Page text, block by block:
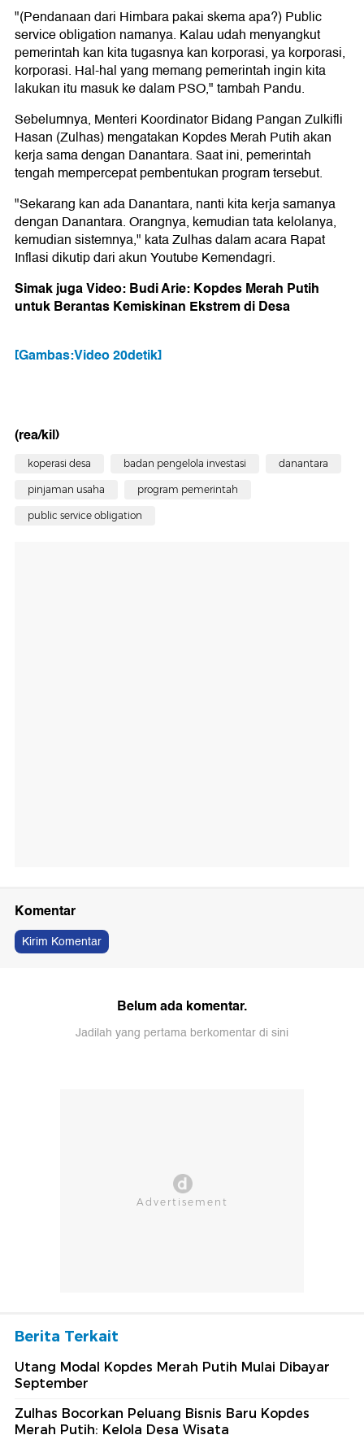
"(Pendanaan dari Himbara pakai skema apa?) Public
service obligation namanya. Kalau udah menyangkut
pemerintah kan kita tugasnya kan korporasi, ya korporasi,
korporasi. Hal-hal yang memang pemerintah ingin kita
lakukan itu masuk ke dalam PSO," tambah Pandu.
Sebelumnya, Menteri Koordinator Bidang Pangan Zulkifli
Hasan (Zulhas) mengatakan Kopdes Merah Putih akan
kerja sama dengan Danantara. Saat ini, pemerintah
tengah mempercepat pembentukan program tersebut.
"Sekarang kan ada Danantara, nanti kita kerja samanya
dengan Danantara. Orangnya, kemudian tata kelolanya,
kemudian sistemnya," kata Zulhas dalam acara Rapat
Inflasi dikutip dari akun Youtube Kemendagri.
Simak juga Video: Budi Arie: Kopdes Merah Putih
untuk Berantas Kemiskinan Ekstrem di Desa
[Gambas:Video 20detik]
(rea/kil)
koperasi desa badan pengelola investasi danantara
pinjaman usaha program pemerintah
public service obligation
Komentar
Kirim Komentar
Belum ada komentar.
Jadilah yang pertama berkomentar di sini
Berita Terkait
Utang Modal Kopdes Merah Putih Mulai Dibayar
September
Zulhas Bocorkan Peluang Bisnis Baru Kopdes
Merah Putih: Kelola Desa Wisata